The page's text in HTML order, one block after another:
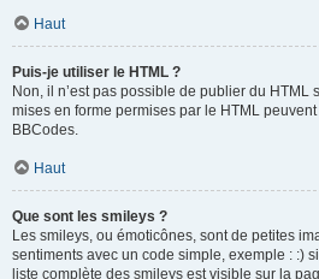
Haut
Puis-je utiliser le HTML ?
Non, il n’est pas possible de publier du HTML
mises en forme permises par le HTML
BBCodes.
Haut
Que sont les smileys ?
Les smileys, ou émoticônes, sont de petites
sentiments avec un code simple, exemple : :)
liste complète des smileys est visible sur la